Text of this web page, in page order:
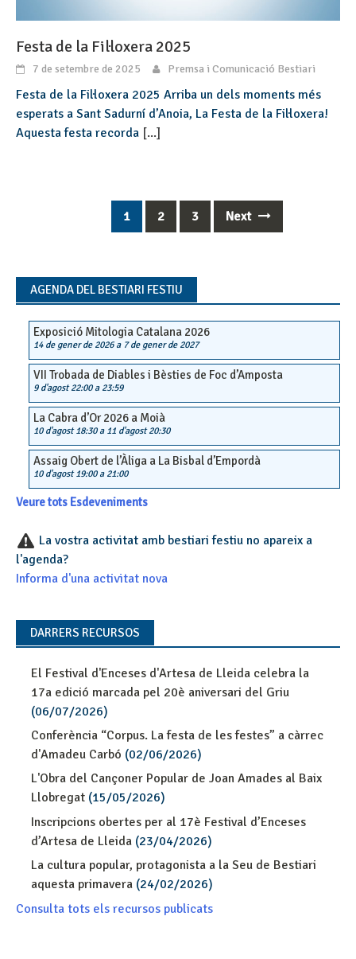
Festa de la Fil·loxera 2025
7 de setembre de 2025 Premsa i Comunicació Bestiari
Festa de la Fil·loxera 2025 Arriba un dels moments més
esperats a Sant Sadurní d’Anoia, La Festa de la Fil·loxera!
Aquesta festa recorda [...]
1 2 3 Next
AGENDA DEL BESTIARI FESTIU
Exposició Mitologia Catalana 2026
14 de gener de 2026a 7 de gener de 2027
VII Trobada de Diables i Bèsties de Foc d’Amposta
9 d'agost 22:00a 23:59
La Cabra d’Or 2026 a Moià
10 d'agost 18:30a 11 d'agost 20:30
Assaig Obert de l’Àliga a La Bisbal d’Empordà
10 d'agost 19:00a 21:00
Veure tots Esdeveniments
La vostra activitat amb bestiari festiu no apareix a
l'agenda?
Informa d'una activitat nova
DARRERS RECURSOS
El Festival d'Enceses d'Artesa de Lleida celebra la
17a edició marcada pel 20è aniversari del Griu
(06/07/2026)
Conferència “Corpus. La festa de les festes” a càrrec
d'Amadeu Carbó (02/06/2026)
L'Obra del Cançoner Popular de Joan Amades al Baix
Llobregat (15/05/2026)
Inscripcions obertes per al 17è Festival d’Enceses
d’Artesa de Lleida (23/04/2026)
La cultura popular, protagonista a la Seu de Bestiari
aquesta primavera (24/02/2026)
Consulta tots els recursos publicats